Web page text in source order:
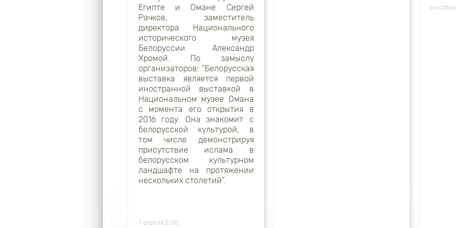
Египте и Омане Сергей
Рачков, заместитель
директора Национального
исторического музея
Белоруссии Александр
Хромой. По замыслу
организаторов: “Белорусская
выставка является первой
иностранной выставкой в
Национальном музее Омана
с момента его открытия в
2016 году. Она знакомит с
белорусской культурой, в
том числе демонстрируя
присутствие ислама в
белорусском культурном
ландшафте на протяжении
нескольких столетий”.
7 апреля 2018
6